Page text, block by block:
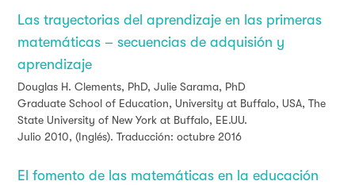
Las trayectorias del aprendizaje en las primeras
matemáticas – secuencias de adquisión y
aprendizaje
Douglas H. Clements, PhD, Julie Sarama, PhD
Graduate School of Education, University at Buffalo, USA, The
State University of New York at Buffalo, EE.UU.
Julio 2010, (Inglés). Traducción: octubre 2016
El fomento de las matemáticas en la educación